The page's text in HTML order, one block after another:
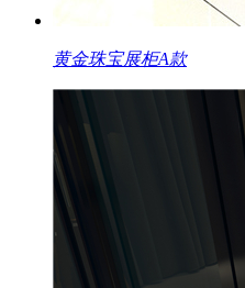
黄金珠宝展柜A款